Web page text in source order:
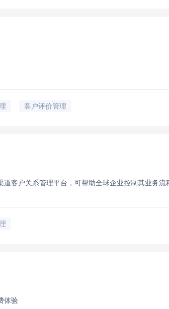
客户评价管理
客户关系管理平台，可帮助全球企业控制其业务流
体验